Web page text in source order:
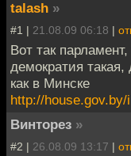
talash »
#1 | 21.08.09 06:18 |
Вот так
демократия
как в Минске
http://
Винторез »
#2 | 26.08.09 13:17 |